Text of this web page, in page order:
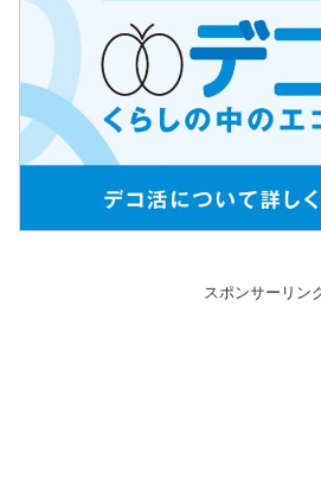
スポンサーリン